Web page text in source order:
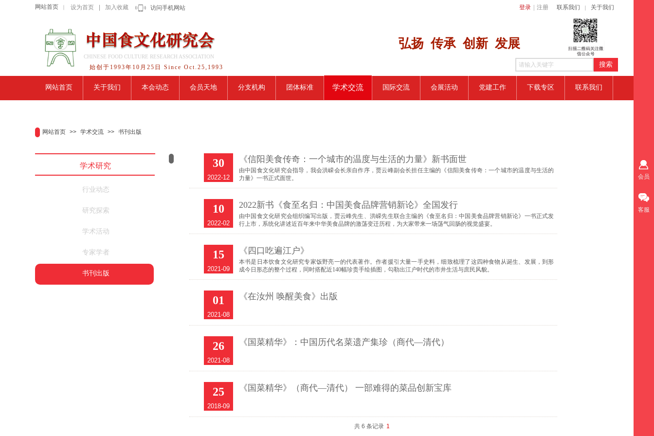
设为首页 加入收藏
网站首页 访问手机网站 登录 注册 联系我们 关于我们
始创于1993年10月25日 Since Oct.25,1993
CHINESE FOOD CULTURE RESEARCH ASSOCIATION
弘扬 传​承 创新 发展
搜索
网站首页 关于我们 本会动态 会员天地 分支机构 团体标准 学术交流 国际交流 会展活动 党建工作 下载专区 联系我们
网站首页 >> 学术交流 >> 书刊出版
30
2022-12
《信阳美食传奇：一个城市的温度与生活的力量》新书面世
由中国食文化研究会指导，我会洪嵘会长亲自作序，贾云峰副会长担任主编的《信阳美食传奇：一个城市的温度与生活的
力量》一书正式面世。
10
2022-02
2022新书《食至名归：中国美食品牌营销新论》全国发行
由中国食文化研究会组织编写出版，贾云峰先生、洪嵘先生联合主编的《食至名归：中国美食品牌营销新论》一书正式发
行上市，系统化讲述近百年来中华美食品牌的激荡变迁历程，为大家带来一场荡气回肠的视觉盛宴。
15
2021-09
《四口吃遍江户》
本书是日本饮食文化研究专家饭野亮一的代表著作。作者援引大量一手史料，细致梳理了这四种食物从诞生、发展，到形
成今日形态的整个过程，同时搭配近140幅珍贵手绘插图，勾勒出江户时代的市井生活与庶民风貌。
01
2021-08
《在汝州 唤醒美食》出版
26
2021-08
《国菜精华》：中国历代名菜遗产集珍（商代—清代）
25
2018-09
《国菜精华》（商代—清代） 一部难得的菜品创新宝库
共 6 条记录 1
学术研究
行业动态
研究探索
学术活动
专家学者
书刊出版
会员
客服